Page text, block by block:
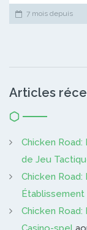
7 mois depuis
Articles
Chicken
de Jeu
Chicken
Établissement
Chicken